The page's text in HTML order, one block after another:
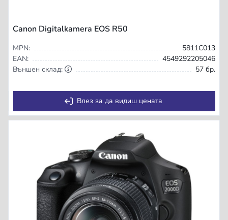
Canon Digitalkamera EOS R50
MPN:
5811C013
EAN:
4549292205046
Външен склад:
57 бр.
Влез за да видиш цената